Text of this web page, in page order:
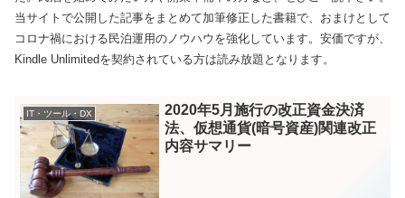
当サイトで公開した記事をまとめて加筆修正した書籍で、おまけとして
コロナ禍における民泊運用のノウハウを強化しています。安価ですが、
Kindle Unlimitedを契約されている方は読み放題となります。
IT・ツール・DX
2020年5月施行の改正資金決済
法、仮想通貨(暗号資産)関連改正
内容サマリー